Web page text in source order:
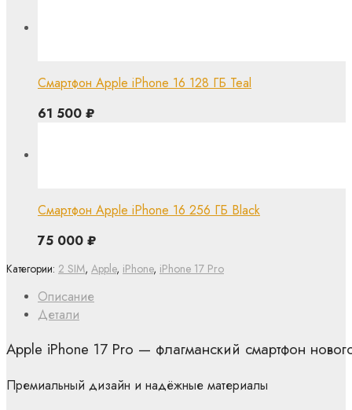
Описание
Детали
Apple iPhone 17 Pro — флагманский смартфон
Премиальный дизайн и надёжные материалы
Категории: 2 SIM, Apple, iPhone, iPhone 17 Pro
Смартфон Apple iPhone 16 128 ГБ Teal
61 500 ₽
Смартфон Apple iPhone 16 256 ГБ Black
75 000 ₽